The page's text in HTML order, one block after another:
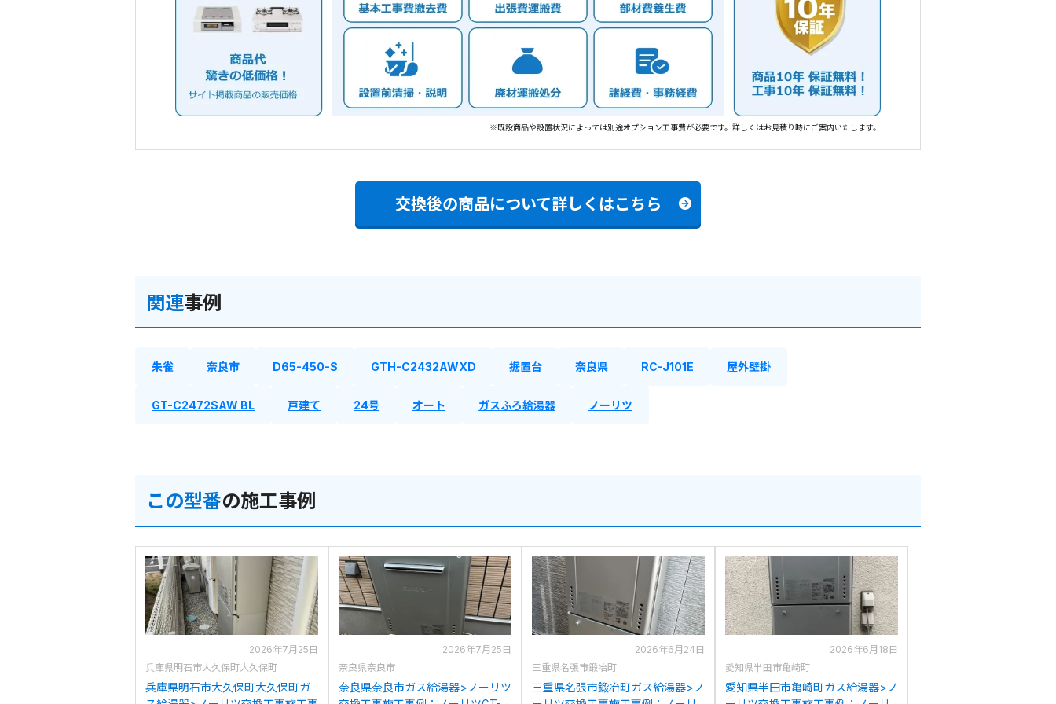
※既設商品や設置状況によっては別途オプション工事費が必要です。詳しくはお見積り時にご案内いたします。
交換後の商品について詳しくはこちら
関連事例
朱雀 奈良市 D65-450-S GTH-C2432AWXD 据置台 奈良県 RC-J101E 屋外壁掛
GT-C2472SAW BL 戸建て 24号 オート ガスふろ給湯器 ノーリツ
この型番の施工事例
2026年7月25日
兵庫県明石市大久保町大久保町
兵庫県明石市大久保町大久保町ガ
2026年7月25日
奈良県奈良市
奈良県奈良市ガス給湯器>ノーリツ
2026年6月24日
三重県名張市鍛冶町
三重県名張市鍛冶町ガス給湯器>ノ
2026年6月18日
愛知県半田市亀崎町
愛知県半田市亀崎町ガス給湯器>ノ